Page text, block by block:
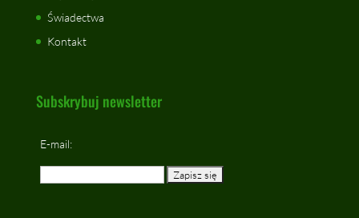
Świadectwa
Kontakt
Subskrybuj newsletter
E-mail: